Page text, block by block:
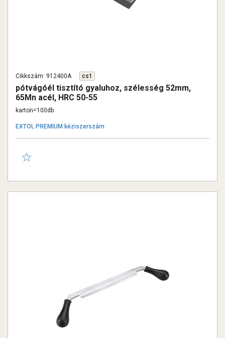
Cikkszám: 912400A cs1
pótvágóél tisztító gyaluhoz, szélesség 52mm,
65Mn acél, HRC 50-55
karton=100db
EXTOL PREMIUM kéziszerszám